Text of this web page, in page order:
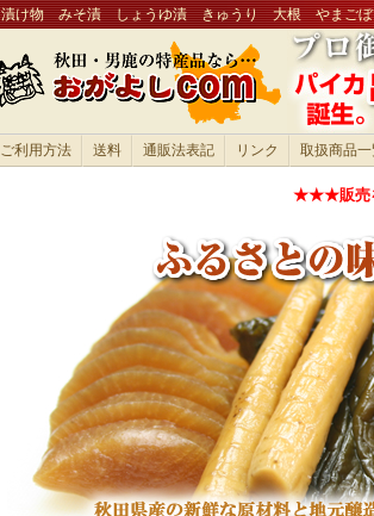
漬け物 みそ漬 しょうゆ漬 きゅうり 大根 やまご
ご利用方法 送料 通販法表記 リンク 取扱商品
★★★販売